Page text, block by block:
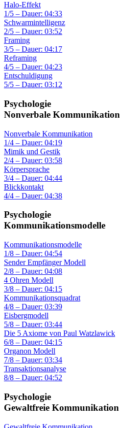
Halo-Effekt
1/5 – Dauer: 04:33
Schwarmintelligenz
2/5 – Dauer: 03:52
Framing
3/5 – Dauer: 04:17
Reframing
4/5 – Dauer: 04:23
Entschuldigung
5/5 – Dauer: 03:12
Psychologie
Nonverbale Kommunikation
Nonverbale Kommunikation
1/4 – Dauer: 04:19
Mimik und Gestik
2/4 – Dauer: 03:58
Körpersprache
3/4 – Dauer: 04:44
Blickkontakt
4/4 – Dauer: 04:38
Psychologie
Kommunikationsmodelle
Kommunikationsmodelle
1/8 – Dauer: 04:54
Sender Empfänger Modell
2/8 – Dauer: 04:08
4 Ohren Modell
3/8 – Dauer: 04:15
Kommunikationsquadrat
4/8 – Dauer: 03:39
Eisbergmodell
5/8 – Dauer: 03:44
Die 5 Axiome von Paul Watzlawick
6/8 – Dauer: 04:15
Organon Modell
7/8 – Dauer: 03:34
Transaktionsanalyse
8/8 – Dauer: 04:52
Psychologie
Gewaltfreie Kommunikation